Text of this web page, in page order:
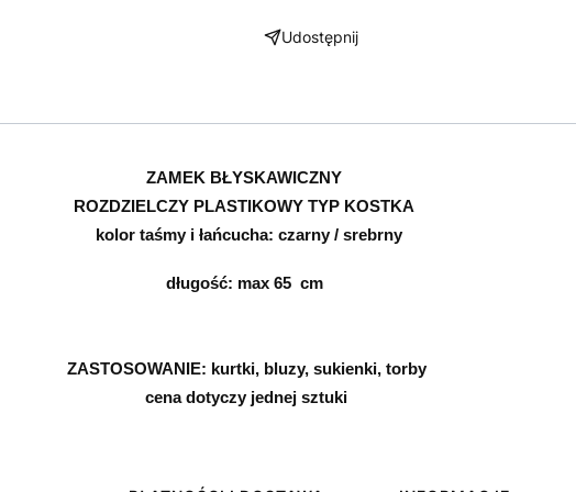
Udostępnij
ZAMEK BŁYSKAWICZNY
ROZDZIELCZY PLASTIKOWY TYP KOSTKA
kolor taśmy i łańcucha: czarny / srebrny
długość: max 65 cm
ZASTOSOWANIE: kurtki, bluzy, sukienki, torby
cena dotyczy jednej sztuki